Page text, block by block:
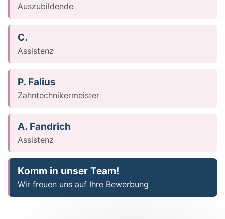
Auszubildende
C.
Assistenz
P. Falius
Zahntechnikermeister
A. Fandrich
Assistenz
Komm in unser Team!
Wir freuen uns auf Ihre Bewerbung